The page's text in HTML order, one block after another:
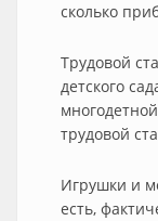
сколько
Трудовой
детского
трудовой
Игрушки и
есть,